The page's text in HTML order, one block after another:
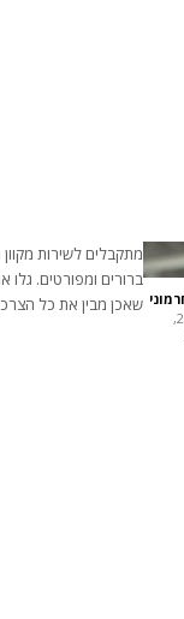
מאי 21,
מתקבלים לשירות
ברורים ומפורטים. גלו
שאכן מבין את כל